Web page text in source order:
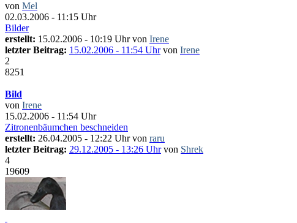
von Mel
02.03.2006 - 11:15 Uhr
Bilder
erstellt: 15.02.2006 - 10:19 Uhr von Irene
letzter Beitrag: 15.02.2006 - 11:54 Uhrvon Irene
2
8251
Bild
von Irene
15.02.2006 - 11:54 Uhr
Zitronenbäumchen beschneiden
erstellt: 26.04.2005 - 12:22 Uhr von raru
letzter Beitrag: 29.12.2005 - 13:26 Uhrvon Shrek
4
19609